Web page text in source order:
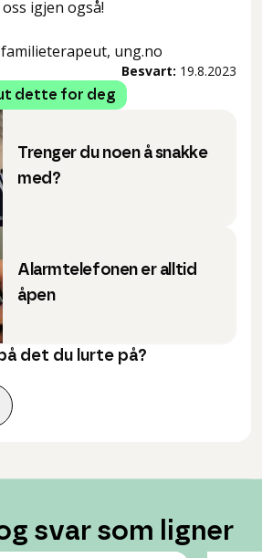
igjen også!
ung.no
Besvart: 19.8.2023
dette for deg
Trenger du noen å snakke
med?
Alarmtelefonen er alltid
åpen
det du lurte på?
svar som ligner